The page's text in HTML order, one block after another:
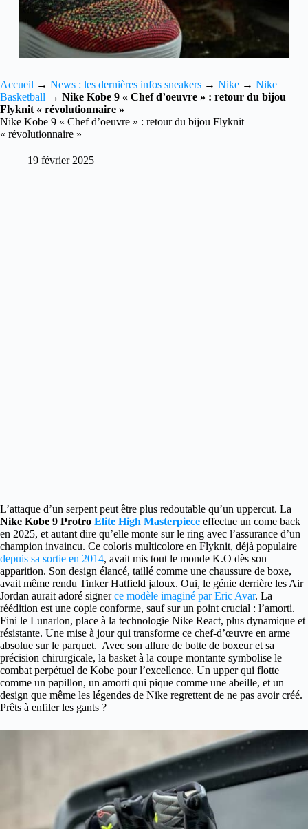
Accueil → News : les dernières infos sneakers → Nike → Nike
Basketball → Nike Kobe 9 « Chef d’oeuvre » : retour du bijou
Flyknit « révolutionnaire »
Nike Kobe 9 « Chef d’oeuvre » : retour du bijou Flyknit
« révolutionnaire »
19 février 2025
L’attaque d’un serpent peut être plus redoutable qu’un uppercut. La
Nike Kobe 9 Protro Elite High Masterpiece effectue un come back
en 2025, et autant dire qu’elle monte sur le ring avec l’assurance d’un
champion invaincu. Ce coloris multicolore en Flyknit, déjà populaire
depuis sa sortie en 2014, avait mis tout le monde K.O dès son
apparition. Son design élancé, taillé comme une chaussure de boxe,
avait même rendu Tinker Hatfield jaloux. Oui, le génie derrière les Air
Jordan aurait adoré signerce modèle imaginé par Eric Avar. La
réédition est une copie conforme, sauf sur un point crucial : l’amorti.
Fini le Lunarlon, place à la technologie Nike React, plus dynamique et
résistante. Une mise à jour qui transforme ce chef-d’œuvre en arme
absolue sur le parquet. Avec son allure de botte de boxeur et sa
précision chirurgicale, la basket à la coupe montante symbolise le
combat perpétuel de Kobe pour l’excellence. Un upper qui flotte
comme un papillon, un amorti qui pique comme une abeille, et un
design que même les légendes de Nike regrettent de ne pas avoir créé.
Prêts à enfiler les gants ?